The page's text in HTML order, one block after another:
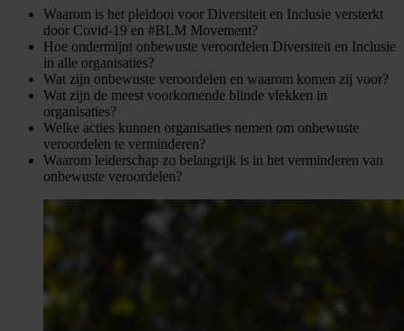
Waarom is het pleidooi voor Diversiteit en Inclusie versterkt
door Covid-19 en #BLM Movement?
Hoe ondermijnt onbewuste veroordelen Diversiteit en Inclusie
in alle organisaties?
Wat zijn onbewuste veroordelen en waarom komen zij voor?
Wat zijn de meest voorkomende blinde vlekken in
organisaties?
Welke acties kunnen organisaties nemen om onbewuste
veroordelen te verminderen?
Waarom leiderschap zo belangrijk is in het verminderen van
onbewuste veroordelen?